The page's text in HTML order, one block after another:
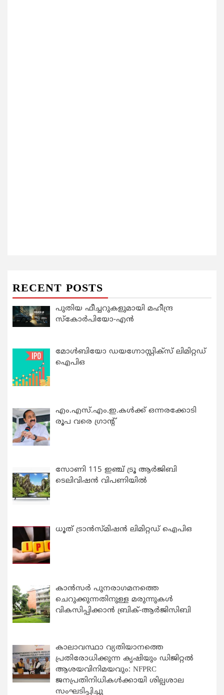
RECENT POSTS
പുതിയ ഫീച്ചറുകളുമായി മഹീന്ദ്ര
സ്കോർപിയോ-എൻ
മോൾബിയോ ഡയഗ്നോസ്റ്റിക്സ് ലിമിറ്റഡ്
ഐപിഒ
എം.എസ്.എം.ഇ.കൾക്ക് ഒന്നരക്കോടി
രൂപ വരെ ഗ്രാന്റ്
സോണി 115 ഇഞ്ച് ട്രൂ ആർജിബി
ടെലിവിഷൻ വിപണിയിൽ
ധൂത് ട്രാൻസ്മിഷൻ ലിമിറ്റഡ് ഐപിഒ
കാന്‍സര്‍ പുനരാഗമനത്തെ
ചെറുക്കുന്നതിനുള്ള മരുന്നുകള്‍
വികസിപ്പിക്കാന്‍ ബ്രിക്-ആര്‍ജിസിബി
കാലാവസ്ഥാ വ്യതിയാനത്തെ
പ്രതിരോധിക്കുന്ന കൃഷിയും ഡിജിറ്റൽ
ആശയവിനിമയവും: NFPRC
ജനപ്രതിനിധികൾക്കായി ശില്പശാല
സംഘടിപ്പിച്ചു